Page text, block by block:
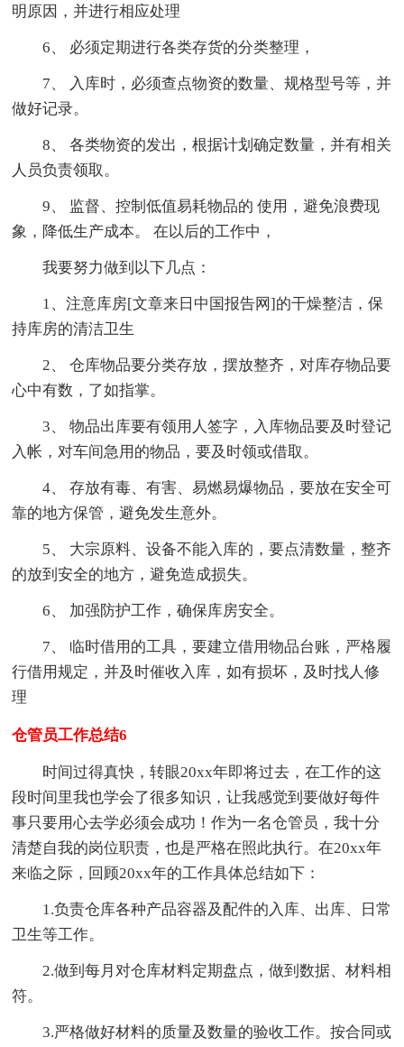
明原因，并进行相应处理
6、 必须定期进行各类存货的分类整理，
7、 入库时，必须查点物资的数量、规格型号等，并
做好记录。
8、 各类物资的发出，根据计划确定数量，并有相关
人员负责领取。
9、 监督、控制低值易耗物品的 使用，避免浪费现
象，降低生产成本。 在以后的工作中，
我要努力做到以下几点：
1、注意库房[文章来日中国报告网]的干燥整洁，保
持库房的清洁卫生
2、 仓库物品要分类存放，摆放整齐，对库存物品要
心中有数，了如指掌。
3、 物品出库要有领用人签字，入库物品要及时登记
入帐，对车间急用的物品，要及时领或借取。
4、 存放有毒、有害、易燃易爆物品，要放在安全可
靠的地方保管，避免发生意外。
5、 大宗原料、设备不能入库的，要点清数量，整齐
的放到安全的地方，避免造成损失。
6、 加强防护工作，确保库房安全。
7、 临时借用的工具，要建立借用物品台账，严格履
行借用规定，并及时催收入库，如有损坏，及时找人修
理
仓管员工作总结6
时间过得真快，转眼20xx年即将过去，在工作的这
段时间里我也学会了很多知识，让我感觉到要做好每件
事只要用心去学必须会成功！作为一名仓管员，我十分
清楚自我的岗位职责，也是严格在照此执行。在20xx年
来临之际，回顾20xx年的工作具体总结如下：
1.负责仓库各种产品容器及配件的入库、出库、日常
卫生等工作。
2.做到每月对仓库材料定期盘点，做到数据、材料相
符。
3.严格做好材料的质量及数量的验收工作。按合同或